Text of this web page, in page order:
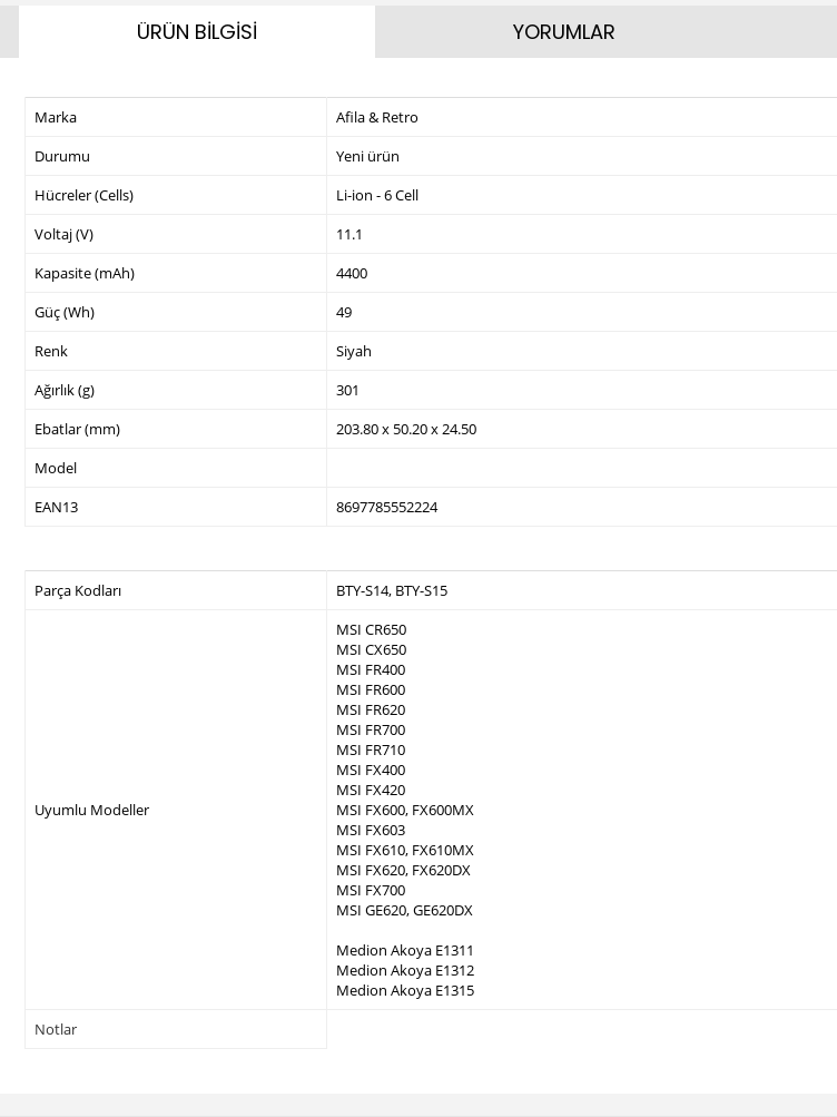
ÜRÜN BİLGİSİ
Marka
Afila & Retro
Durumu
Yeni ürün
Hücreler (Cells)
Li-ion - 6 Cell
Voltaj (V)
11.1
Kapasite (mAh)
4400
Güç (Wh)
49
Renk
Siyah
Ağırlık (g)
301
Ebatlar (mm)
203.80 x 50.20 x 24.50
Model
EAN13
8697785552224
Parça Kodları BTY-S14, BTY-S15
Uyumlu Modeller
MSI CR650
MSI CX650
MSI FR400
MSI FR600
MSI FR620
MSI FR700
MSI FR710
MSI FX400
MSI FX420
MSI FX600, FX600MX
MSI FX603
MSI FX610, FX610MX
MSI FX620, FX620DX
MSI FX700
MSI GE620, GE620DX
Medion Akoya E1311
Medion Akoya E1312
Medion Akoya E1315
Notlar
YORUMLAR